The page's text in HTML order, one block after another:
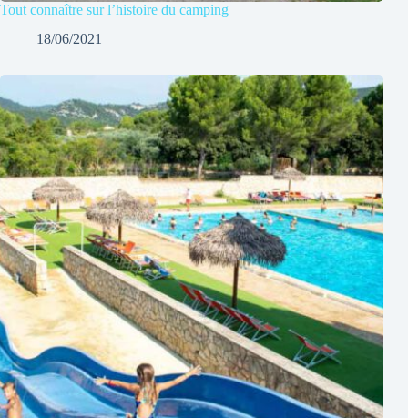
Tout connaître sur l’histoire du camping
18/06/2021